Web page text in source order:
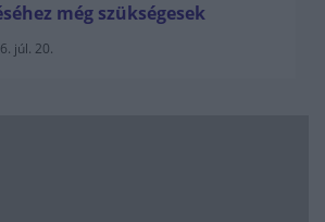
még szükségesek
júl. 20.